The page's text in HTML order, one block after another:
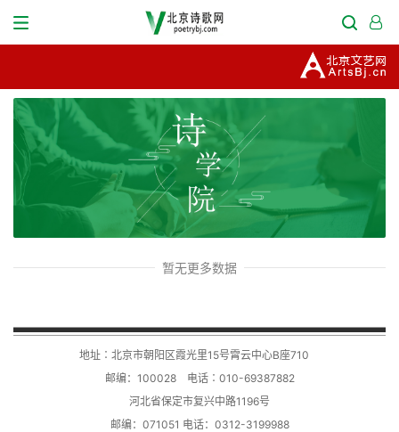
暂无更多数据
地址∶北京市朝阳区霞光里15号霄云中心B座710
邮编：100028 电话∶010-69387882
河北省保定市复兴中路1196号
邮编：071051 电话：0312-3199988